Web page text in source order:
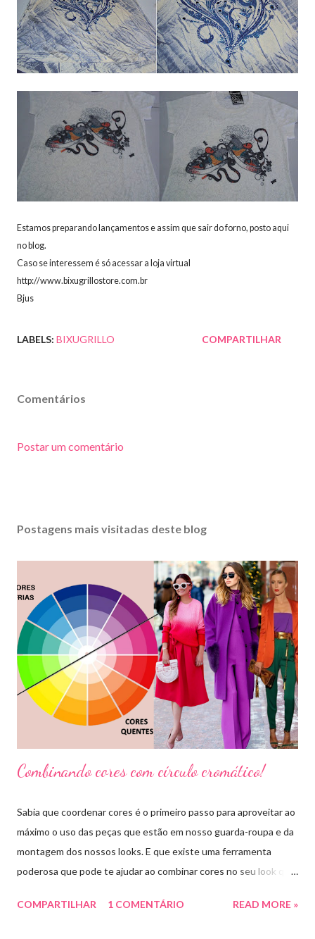
Estamos preparando lançamentos e assim que sair do forno, posto aqui
no blog.
Caso se interessem é só acessar a loja virtual
http://www.bixugrillostore.com.br
Bjus
LABELS: BIXUGRILLO COMPARTILHAR
Comentários
Postar um comentário
Postagens mais visitadas deste blog
Combinando cores com círculo cromático!
Sabia que coordenar cores é o primeiro passo para aproveitar ao
máximo o uso das peças que estão em nosso guarda-roupa e da
montagem dos nossos looks. E que existe uma ferramenta
poderosa que pode te ajudar ao combinar cores no seu look que
divido em 12 pedaços, onde cada um pedaço apresenta uma cor,
COMPARTILHAR 1 COMENTÁRIO READ MORE »